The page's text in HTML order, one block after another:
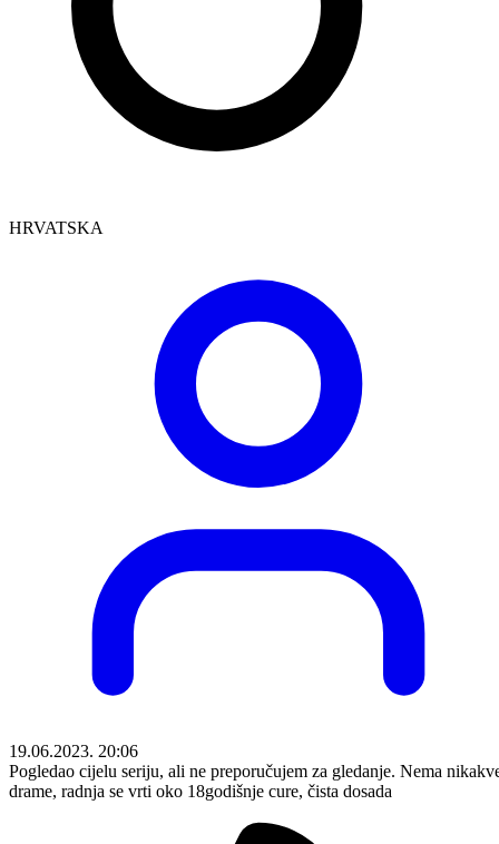
HRVATSKA
19.06.2023. 20:06
Pogledao cijelu seriju, ali ne preporučujem za gledanje. Nema
drame, radnja se vrti oko 18godišnje cure, čista dosada